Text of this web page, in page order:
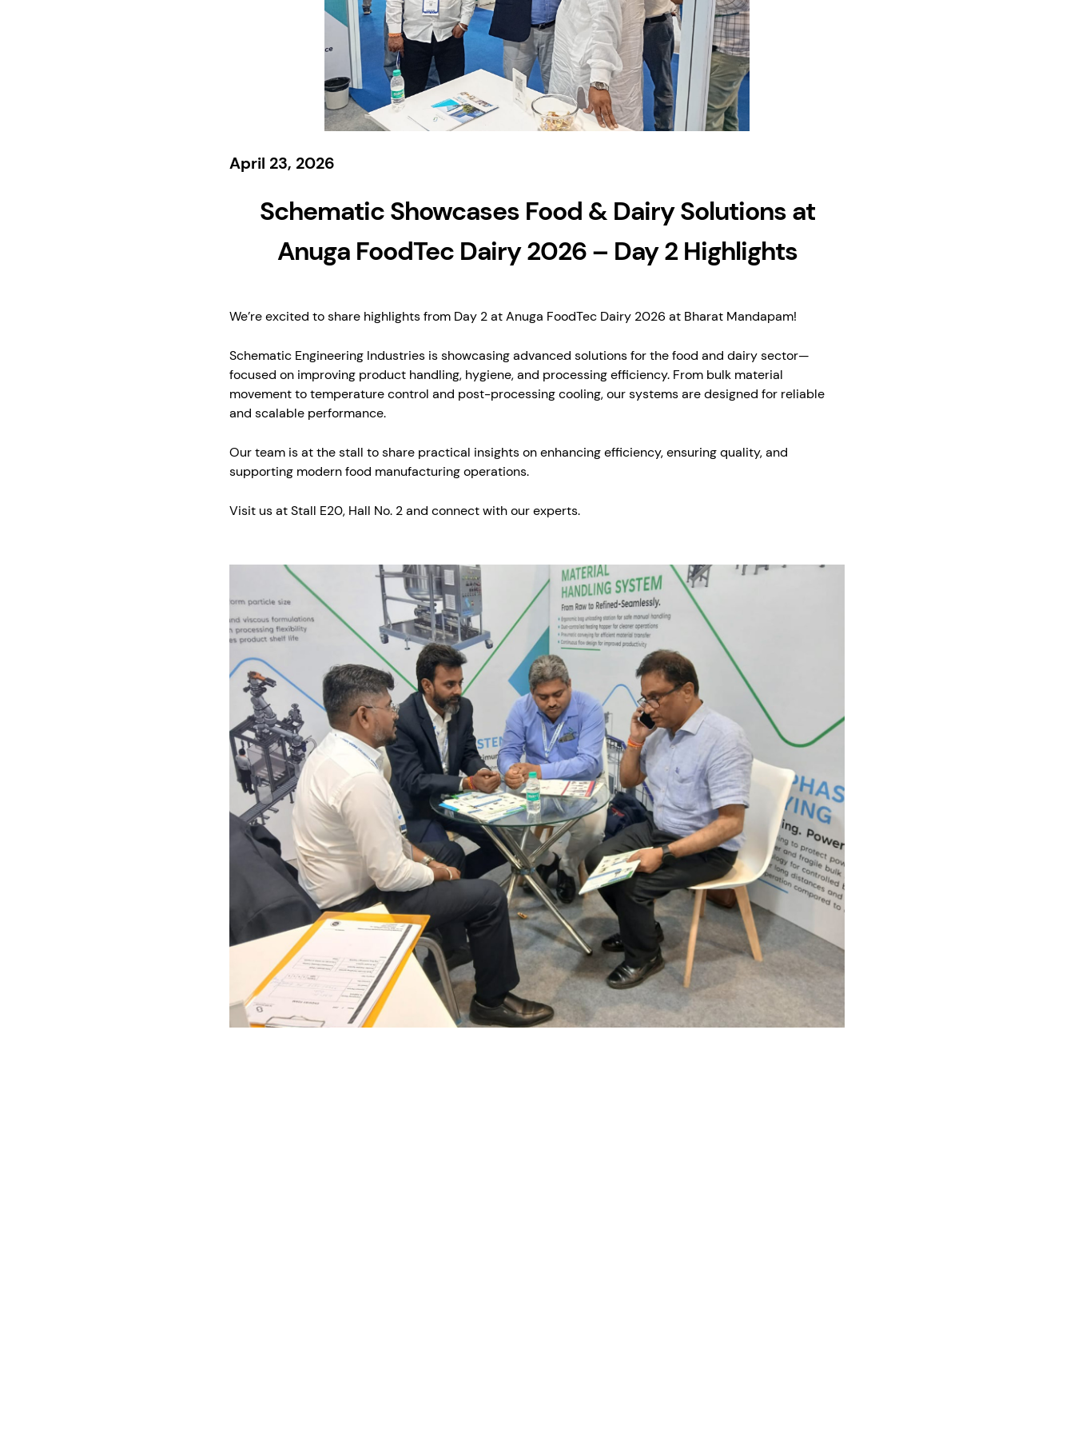
April 23, 2026
Schematic Showcases Food & Dairy Solutions at
Anuga FoodTec Dairy 2026 – Day 2 Highlights
We’re excited to share highlights from Day 2 at Anuga FoodTec Dairy 2026 at Bharat Mandapam!
Schematic Engineering Industries is showcasing advanced solutions for the food and dairy sector—
focused on improving product handling, hygiene, and processing efficiency. From bulk material
movement to temperature control and post-processing cooling, our systems are designed for reliable
and scalable performance.
Our team is at the stall to share practical insights on enhancing efficiency, ensuring quality, and
supporting modern food manufacturing operations.
Visit us at Stall E20, Hall No. 2 and connect with our experts.